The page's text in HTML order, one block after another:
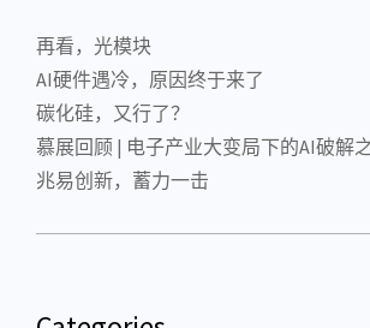
再看，光模块
AI硬件遇冷，原因终于来了
碳化硅，又行了？
慕展回顾 | 电子产业大变局下的AI破解
兆易创新，蓄力一击